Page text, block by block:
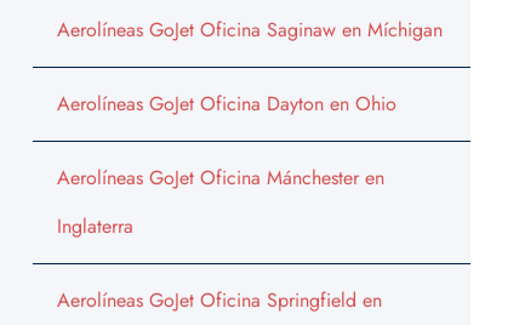
Aerolíneas GoJet Oficina Saginaw en Míchigan
Aerolíneas GoJet Oficina Dayton en Ohio
Aerolíneas GoJet Oficina Mánchester en
Inglaterra
Aerolíneas GoJet Oficina Springfield en